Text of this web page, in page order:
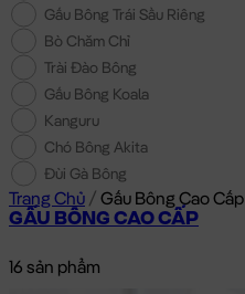
Gấu Bông Trái Sầu Riêng
Bò Chăm Chỉ
Trài Đào Bông
Gấu Bông Koala
Kanguru
Chó Bông Akita
Đùi Gà Bông
Trang Chủ / Gấu Bông Cao Cấp
GẤU BÔNG CAO CẤP
16 sản phẩm